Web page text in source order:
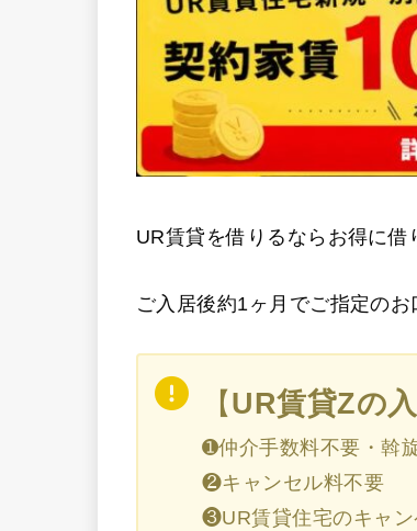
UR賃貸を借りるならお得に借
ご入居後約1ヶ月でご指定の
【UR賃貸Zの
➊仲介手数料不要・斡
❷キャンセル料不要
❸UR賃貸住宅のキャン